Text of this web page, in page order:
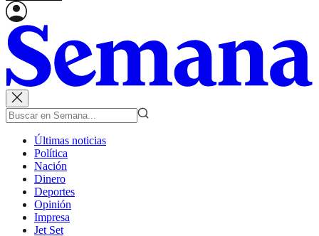
Últimas noticias
Política
Nación
Dinero
Deportes
Opinión
Impresa
Jet Set